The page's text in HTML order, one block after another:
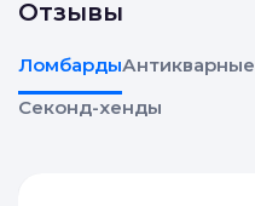
Отзывы
ЛомбардыАнтикварные
Секонд-хенды